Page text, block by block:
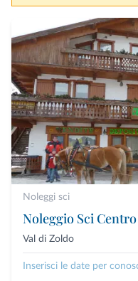
Noleggi sci
Noleggio Sci
Val di Zoldo
Inserisci le date per